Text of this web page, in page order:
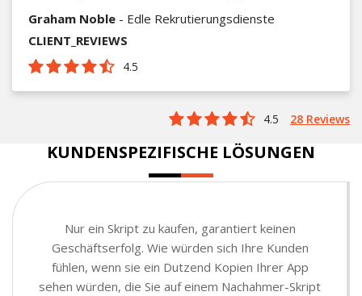
Graham Noble - Edle Rekrutierungsdienste
CLIENT_REVIEWS
4.5
4.5 28 Reviews
KUNDENSPEZIFISCHE LÖSUNGEN
Nur ein Skript zu kaufen, garantiert keinen
Geschäftserfolg. Wie würden sich Ihre Kunden
fühlen, wenn sie ein Dutzend Kopien Ihrer App
sehen würden, die Sie auf einem Nachahmer-Skript